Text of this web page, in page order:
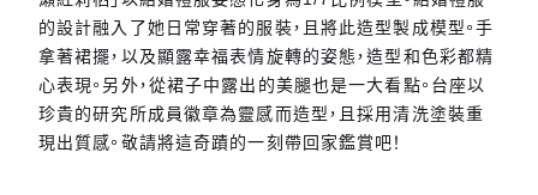
的設計融入了她日常穿著的服裝，且將此造型製成模型。手
拿著裙擺，以及顯露幸福表情旋轉的姿態，造型和色彩都精
心表現。另外，從裙子中露出的美腿也是一大看點。台座以
珍貴的研究所成員徽章為靈感而造型，且採用清洗塗裝重
現出質感。敬請將這奇蹟的一刻帶回家鑑賞吧！